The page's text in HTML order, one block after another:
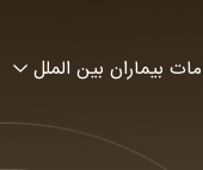
بیماران بین الملل